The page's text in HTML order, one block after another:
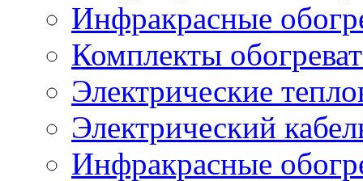
Инфракрасные
Комплекты
Электрические
Электрический
Инфракрасные